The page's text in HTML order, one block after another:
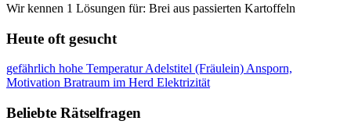
Wir kennen 1 Lösungen für: Brei aus passierten Kartoffeln
Heute oft gesucht
gefährlich hohe TemperaturAdelstitel (Fräulein) Ansporn,
Motivation Bratraum im Herd Elektrizität
Beliebte Rätselfragen